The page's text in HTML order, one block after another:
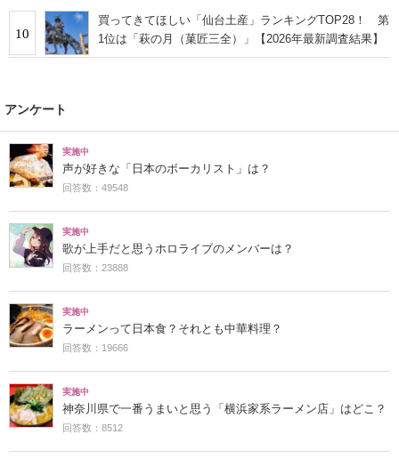
10
買ってきてほしい「仙台土産」ランキングTOP28！ 第
1位は「萩の月（菓匠三全）」【2026年最新調査結果】
アンケート
実施中
声が好きな「日本のボーカリスト」は？
回答数：49548
実施中
歌が上手だと思うホロライブのメンバーは？
回答数：23888
実施中
ラーメンって日本食？それとも中華料理？
回答数：19666
実施中
神奈川県で一番うまいと思う「横浜家系ラーメン店」はどこ？
回答数：8512